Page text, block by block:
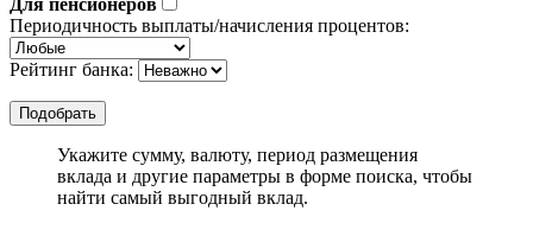
Периодичность выплаты/начисления процентов:
Рейтинг банка:
Укажите сумму, валюту, период размещения
вклада и другие параметры в форме поиска, чтобы
найти самый выгодный вклад.